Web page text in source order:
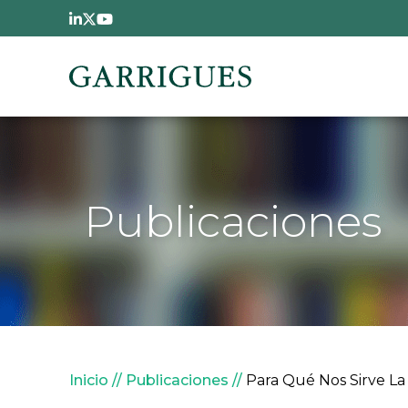
Pasar al contenido principal
Publicaciones
Sobrescribir enlaces de
Inicio Publicaciones Para Qué Nos Sirve